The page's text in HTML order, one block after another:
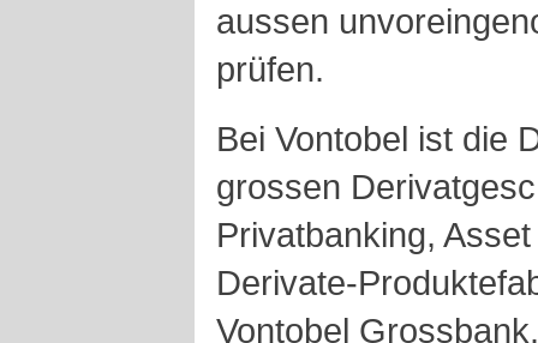
aussen
prüfen.
Bei Vontobel ist die
grossen
Privatbanking,
Derivate-
Vontobel